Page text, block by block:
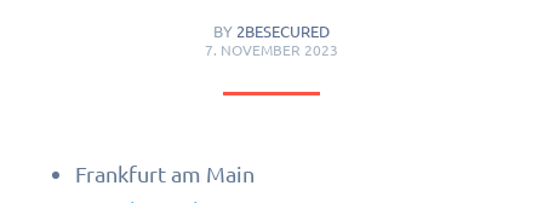
BY 2BESECURED
7. NOVEMBER 2023
Frankfurt am Main